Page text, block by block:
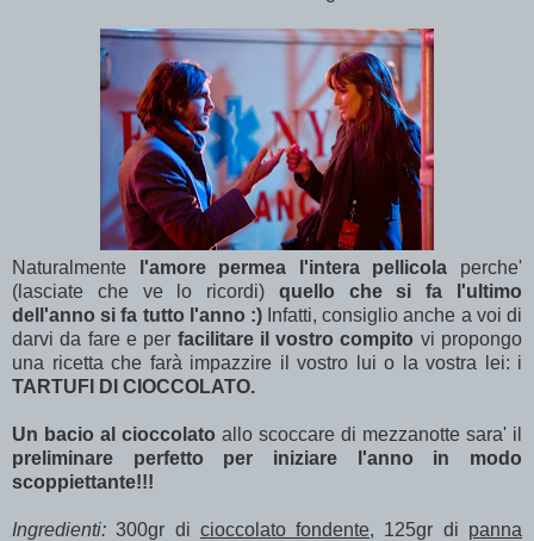
Naturalmente l'amore permea l'intera pellicola perche'
(lasciate che ve lo ricordi) quello che si fa l'ultimo
dell'anno si fa tutto l'anno :)Infatti, consiglio anche a voi di
darvi da fare e per facilitare il vostro compito vi propongo
una ricetta che farà impazzire il vostro lui o la vostra lei: i
TARTUFI DI CIOCCOLATO.
Un bacio al cioccolato allo scoccare di mezzanotte sara' il
preliminare perfetto per iniziare l'anno in modo
scoppiettante!!!
Ingredienti:300gr di cioccolato fondente, 125gr di panna